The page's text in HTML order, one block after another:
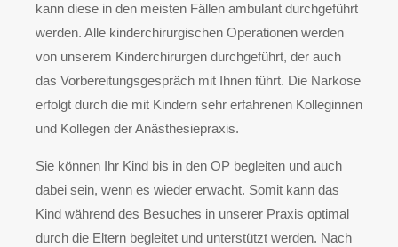
kann diese in den meisten Fällen ambulant durchgeführt
werden. Alle kinderchirurgischen Operationen werden
von unserem Kinderchirurgen durchgeführt, der auch
das Vorbereitungsgespräch mit Ihnen führt. Die Narkose
erfolgt durch die mit Kindern sehr erfahrenen Kolleginnen
und Kollegen der Anästhesiepraxis.
Sie können Ihr Kind bis in den OP begleiten und auch
dabei sein, wenn es wieder erwacht. Somit kann das
Kind während des Besuches in unserer Praxis optimal
durch die Eltern begleitet und unterstützt werden. Nach